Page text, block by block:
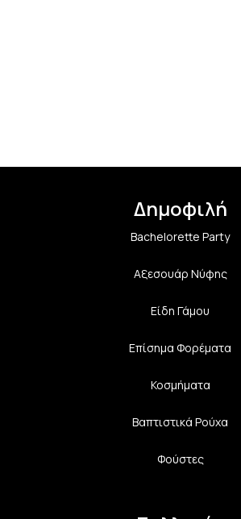
Δημοφιλή
Bachelorette Party
Αξεσουάρ Νύφης
Είδη Γάμου
Επίσημα Φορέματα
Κοσμήματα
Βαπτιστικά Ρούχα
Φούστες